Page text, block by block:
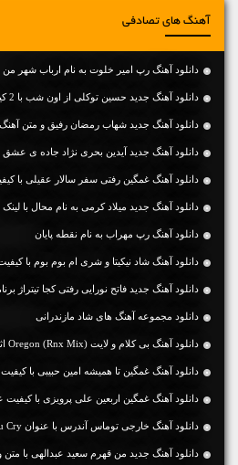
آهنگ های تصادفی
دانلود آهنگ رپ امیر خلوت به نام ارباب شهر من
دانلود آهنگ جديد حسین توکلی از اون شب با 2 کیفیت و متن آهنگ
دانلود آهنگ جديد شهاب رمضان رفیق و متن آهنگ
دانلود آهنگ جديد آیدین بحری نژاد جاده ی عشق با 2 کیفیت و متن
دانلود آهنگ غمگین رفتی سفر سالار عقیلی با
دانلود آهنگ جديد میلاد کرمی به نام محال با
دانلود آهنگ رپ مهراب به نام نقطه پایان
دانلود آهنگ شاد نیکیتا و شری ام بوم بوم با کیفیت 128 و
دانلود آهنگ جدید فاتح نورایی رفتی کجا تیتراژ
دانلود مجموعه آهنگ های شاد مازندرانی
دانلود آهنگ بی کلام و لایت Oregon (Rnx Mix) اثری از Shingo Nakamura & Rnx
دانلود آهنگ غمگین تا همیشه امین حبیبی با
دانلود آهنگ غمگین اربعین علی پرویزی با کیفیت
دانلود آهنگ خارجی توماس آندرس با عنوان Why Do You Cry
دانلود آهنگ جديد من قهرم سعید عبدالهی با